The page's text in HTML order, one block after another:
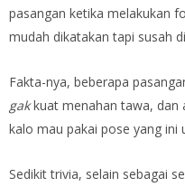
pasangan ketika melakukan
mudah dikatakan tapi susah
Fakta-nya, beberapa
gakkuat menahan tawa, dan
kalo mau pakai pose yang ini
Sedikit trivia, selain sebagai